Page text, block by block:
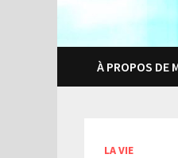
À PROPOS DE
LA VIE